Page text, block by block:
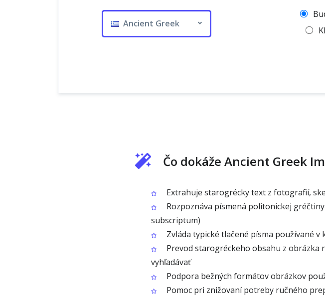
Ancient Greek
Čo dokáže Ancient Greek
Extrahuje starogrécky text z fotografií,
Rozpoznáva písmená politonickej
subscriptum)
Zvláda typické tlačené písma používané v
Prevod starogréckeho obsahu z
vyhľadávať
Podpora bežných formátov obrázkov
Pomoc pri znižovaní potreby ručného